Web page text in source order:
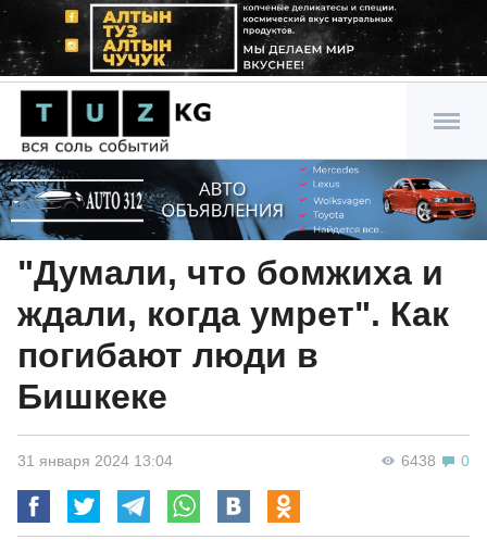
"Думали, что бомжиха и
ждали, когда умрет". Как
погибают люди в
Бишкеке
6438 0
31 января 2024 13:04